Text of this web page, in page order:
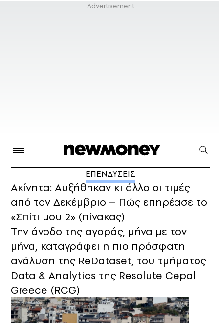
ΕΠΕΝΔΥΣΕΙΣ
Ακίνητα: Αυξήθηκαν κι άλλο οι τιμές
από τον Δεκέμβριο – Πώς επηρέασε το
«Σπίτι μου 2» (πίνακας)
Την άνοδο της αγοράς, μήνα με τον
μήνα, καταγράφει η πιο πρόσφατη
ανάλυση της ReDataset, του τμήματος
Data & Analytics της Resolute Cepal
Greece (RCG)